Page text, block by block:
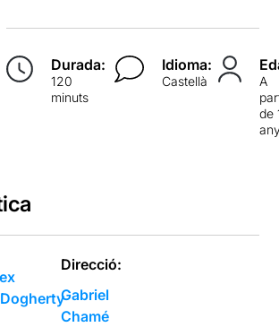
Durada:
120
minuts
Idioma:
Castellà
A
de
Direcció:
Gabriel
Chamé